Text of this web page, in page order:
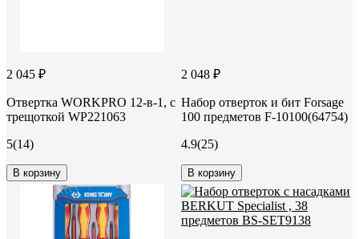
2 045 ₽
Отвертка WORKPRO 12-в-1, с
трещоткой WP221063
5(14)
В корзину
2 048 ₽
Набор отверток и бит Forsage
100 предметов F-10100(64754)
4.9(25)
В корзину